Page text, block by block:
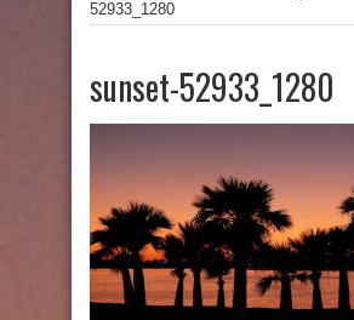
52933_1280
sunset-52933_1280